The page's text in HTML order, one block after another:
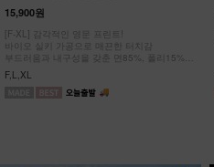
15,900원
[F-XL] 감각적인 영문 프린트!
바이오 실키 가공으로 매끈한 터치감
부드러움과 내구성을 갖춘 면85%, 폴리15%
#NAK MADE.
F,L,XL